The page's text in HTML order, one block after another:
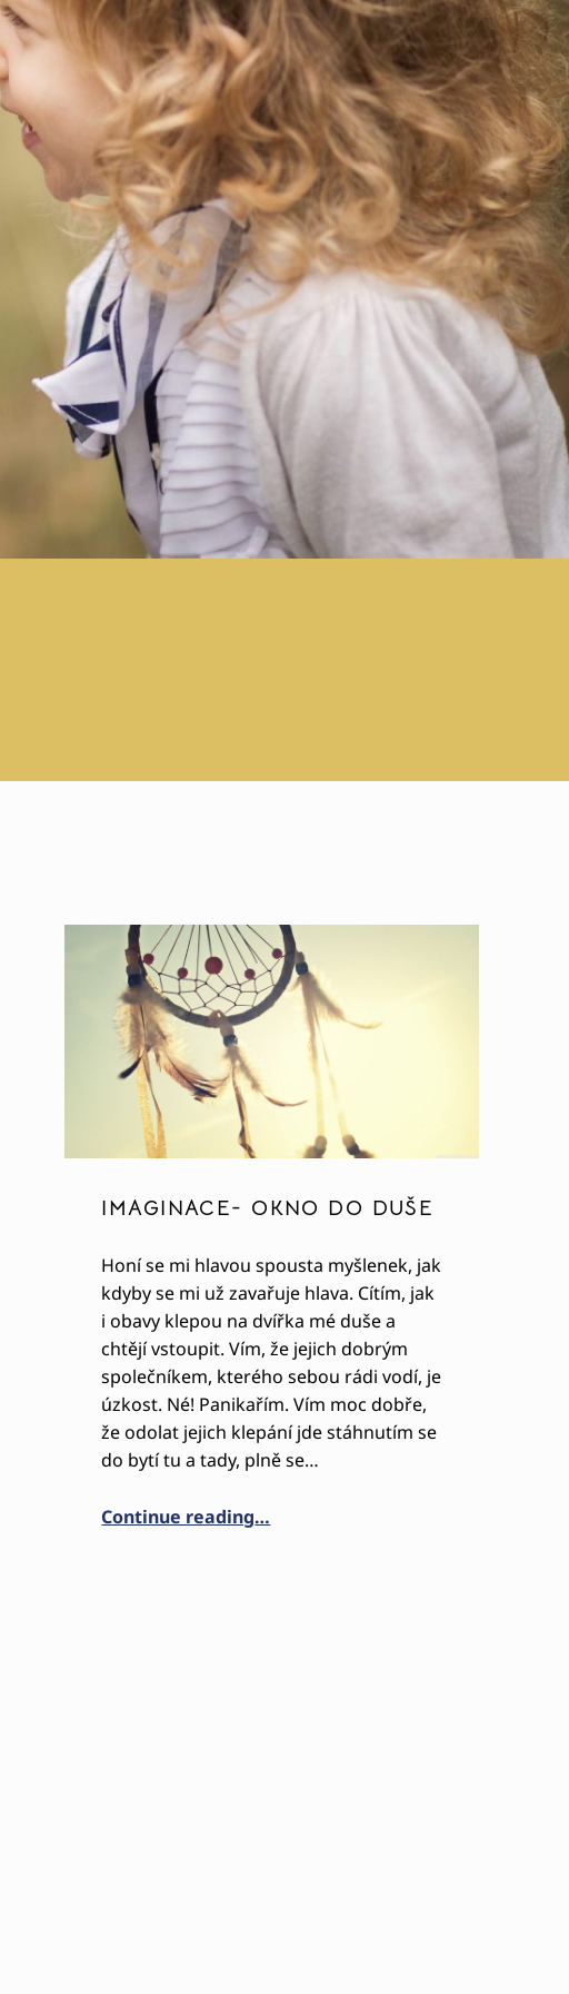
IMAGINACE- OKNO DO DUŠE
Honí se mi hlavou spousta myšlenek, jak
kdyby se mi už zavařuje hlava. Cítím, jak
i obavy klepou na dvířka mé duše a
chtějí vstoupit. Vím, že jejich dobrým
společníkem, kterého sebou rádi vodí, je
úzkost. Né! Panikařím. Vím moc dobře,
že odolat jejich klepání jde stáhnutím se
do bytí tu a tady, plně se…
Continue reading…